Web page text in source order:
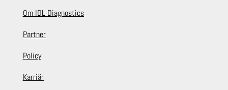
Om IDL Diagnostics
Partner
Policy
Karriär